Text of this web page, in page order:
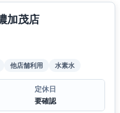
加茂店
他店舗利用 水素水
定休日
要確認